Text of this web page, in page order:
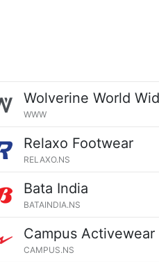
Wolverine World
WWW
Relaxo Footwear
RELAXO.NS
Bata India
BATAINDIA.NS
Campus Activewear
CAMPUS.NS